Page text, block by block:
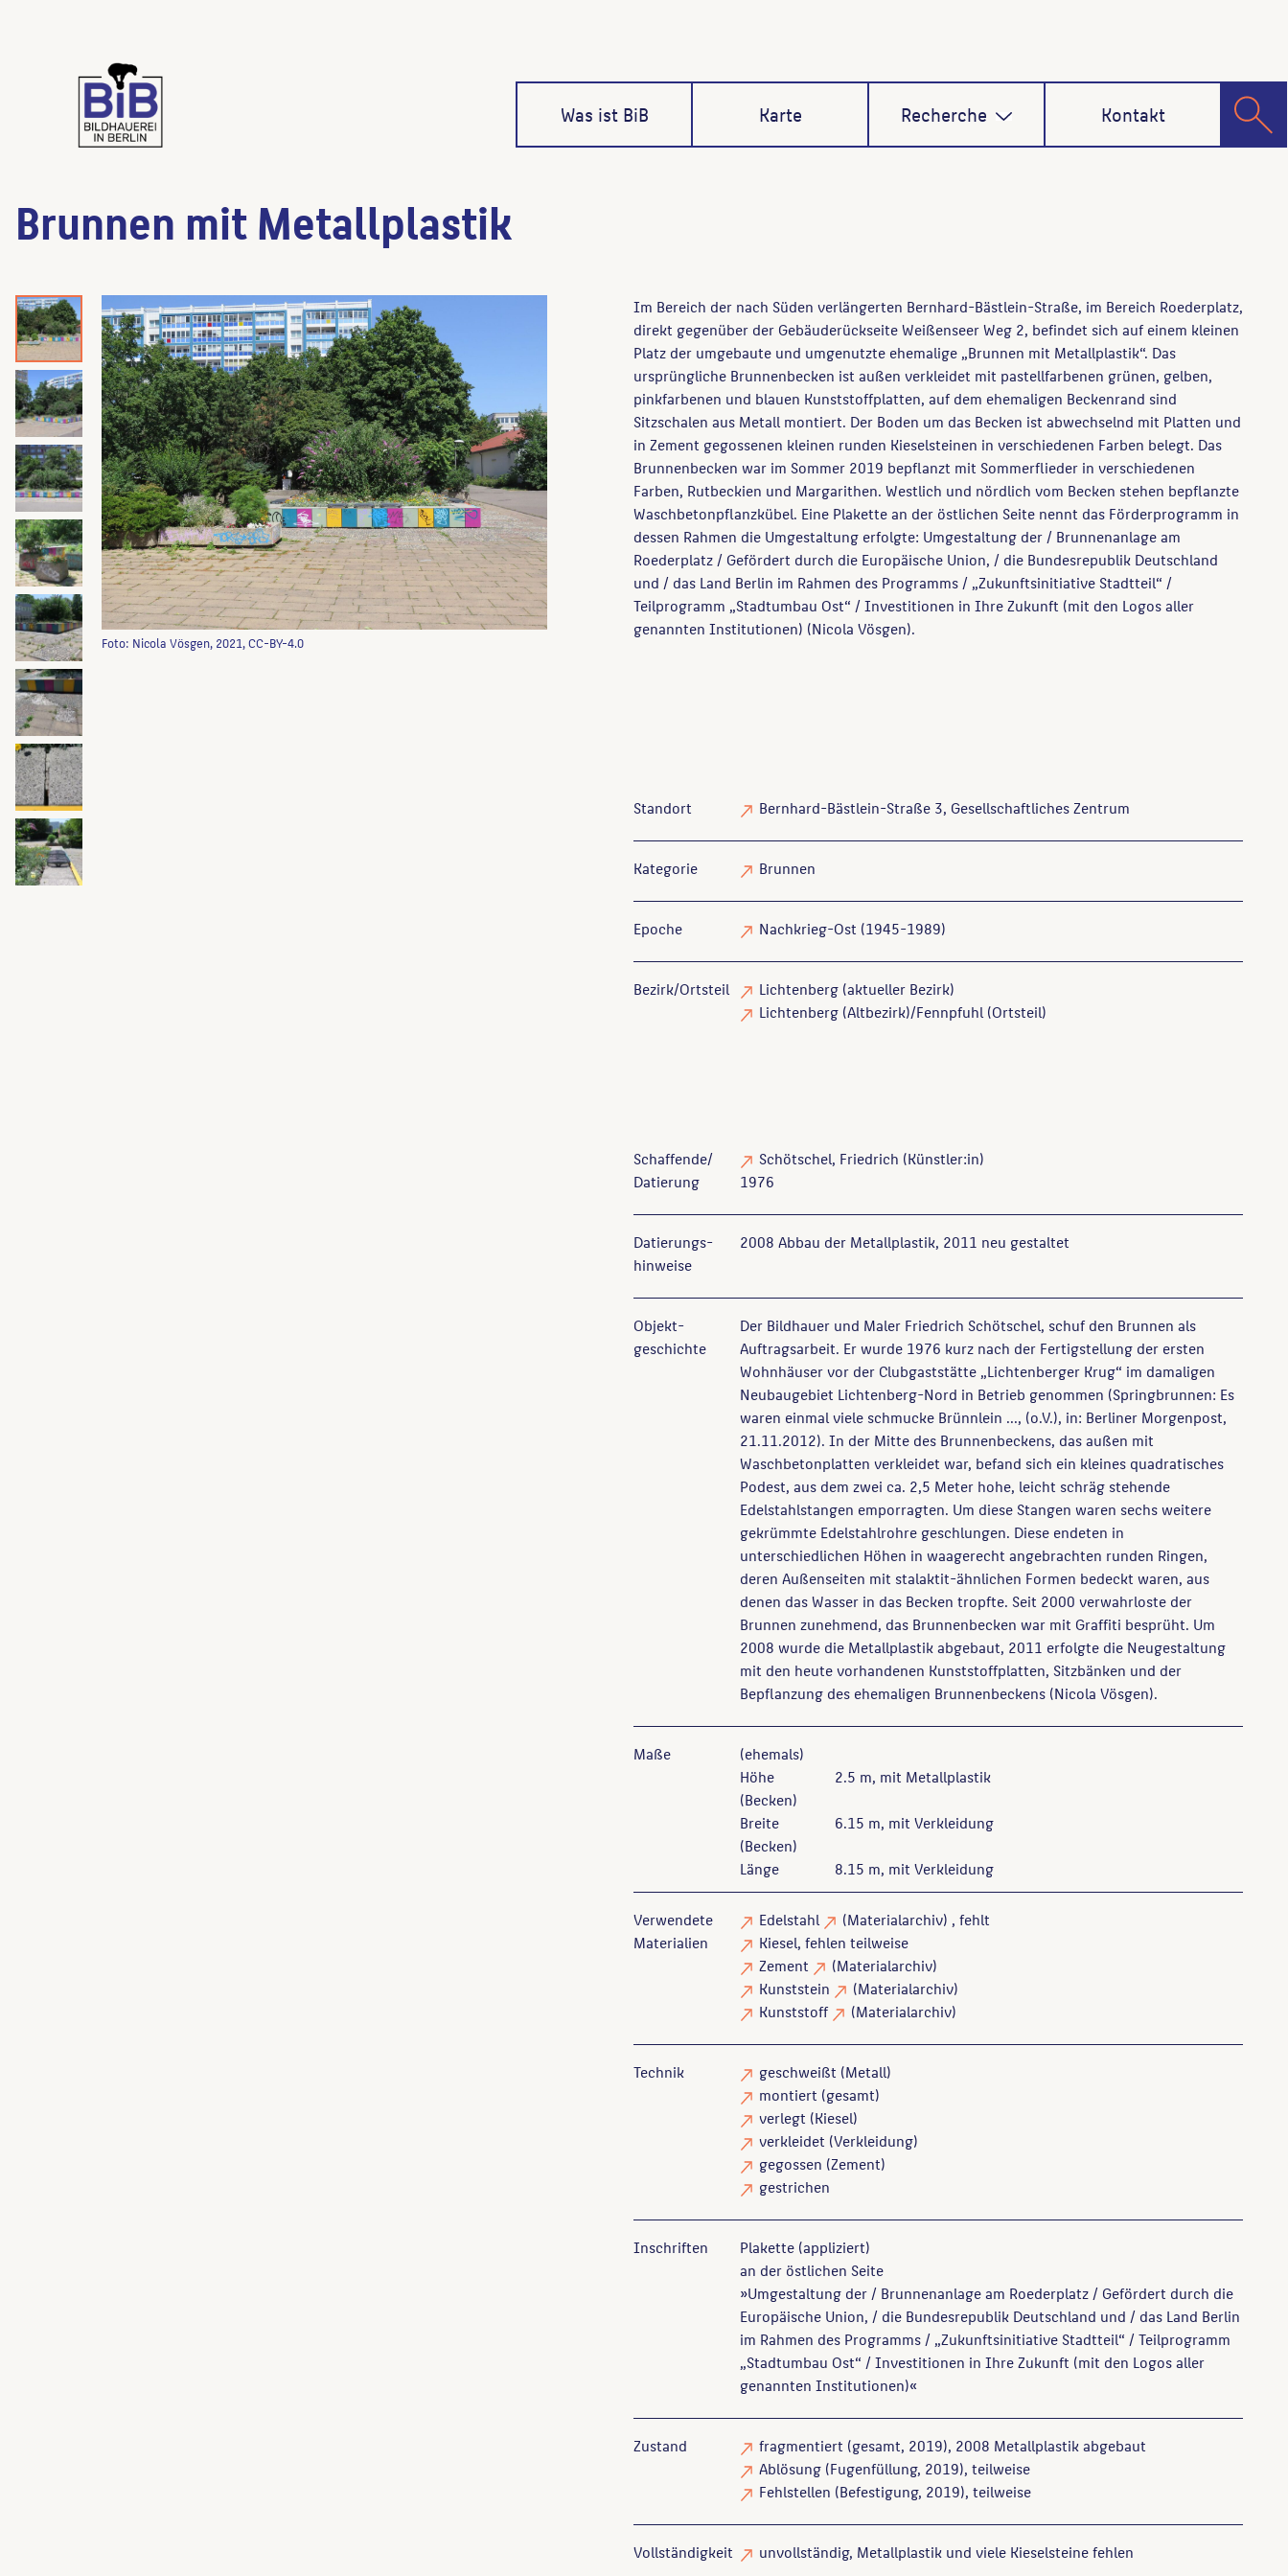
Was ist BiB Karte Recherche Kontakt
Brunnen mit Metallplastik
Foto: Nicola Vösgen, 2021, CC-BY-4.0
Im Bereich der nach Süden verlängerten Bernhard-Bästlein-Straße, im Bereich Roederplatz,
direkt gegenüber der Gebäuderückseite Weißenseer Weg 2, befindet sich auf einem kleinen
Platz der umgebaute und umgenutzte ehemalige „Brunnen mit Metallplastik“. Das
ursprüngliche Brunnenbecken ist außen verkleidet mit pastellfarbenen grünen, gelben,
pinkfarbenen und blauen Kunststoffplatten, auf dem ehemaligen Beckenrand sind
Sitzschalen aus Metall montiert. Der Boden um das Becken ist abwechselnd mit Platten und
in Zement gegossenen kleinen runden Kieselsteinen in verschiedenen Farben belegt. Das
Brunnenbecken war im Sommer 2019 bepflanzt mit Sommerflieder in verschiedenen
Farben, Rutbeckien und Margarithen. Westlich und nördlich vom Becken stehen bepflanzte
Waschbetonpflanzkübel. Eine Plakette an der östlichen Seite nennt das Förderprogramm in
dessen Rahmen die Umgestaltung erfolgte: Umgestaltung der / Brunnenanlage am
Roederplatz / Gefördert durch die Europäische Union, / die Bundesrepublik Deutschland
und / das Land Berlin im Rahmen des Programms / „Zukunftsinitiative Stadtteil“ /
Teilprogramm „Stadtumbau Ost“ / Investitionen in Ihre Zukunft (mit den Logos aller
genannten Institutionen) (Nicola Vösgen).
Standort Bernhard-Bästlein-Straße 3, Gesellschaftliches Zentrum
Kategorie Brunnen
Epoche Nachkrieg-Ost (1945-1989)
Bezirk/Ortsteil
Lichtenberg (aktueller Bezirk)
Lichtenberg (Altbezirk)/Fennpfuhl (Ortsteil)
Schaffende/
Datierung
Schötschel, Friedrich (Künstler:in)
1976
Datierungs­
hinweise
2008 Abbau der Metallplastik, 2011 neu gestaltet
Objekt­
geschichte
Der Bildhauer und Maler Friedrich Schötschel, schuf den Brunnen als
Auftragsarbeit. Er wurde 1976 kurz nach der Fertigstellung der ersten
Wohnhäuser vor der Clubgaststätte „Lichtenberger Krug“ im damaligen
Neubaugebiet Lichtenberg-Nord in Betrieb genommen (Springbrunnen: Es
waren einmal viele schmucke Brünnlein ..., (o.V.), in: Berliner Morgenpost,
21.11.2012). In der Mitte des Brunnenbeckens, das außen mit
Waschbetonplatten verkleidet war, befand sich ein kleines quadratisches
Podest, aus dem zwei ca. 2,5 Meter hohe, leicht schräg stehende
Edelstahlstangen emporragten. Um diese Stangen waren sechs weitere
gekrümmte Edelstahlrohre geschlungen. Diese endeten in
unterschiedlichen Höhen in waagerecht angebrachten runden Ringen,
deren Außenseiten mit stalaktit-ähnlichen Formen bedeckt waren, aus
denen das Wasser in das Becken tropfte. Seit 2000 verwahrloste der
Brunnen zunehmend, das Brunnenbecken war mit Graffiti besprüht. Um
2008 wurde die Metallplastik abgebaut, 2011 erfolgte die Neugestaltung
mit den heute vorhandenen Kunststoffplatten, Sitzbänken und der
Bepflanzung des ehemaligen Brunnenbeckens (Nicola Vösgen).
Maße
(ehemals)
Höhe
(Becken)
Breite
(Becken)
Länge
2.5 m, mit Metallplastik
6.15 m, mit Verkleidung
8.15 m, mit Verkleidung
Verwendete
Materialien
Edelstahl (Materialarchiv) , fehlt
Kiesel, fehlen teilweise
Zement
(Materialarchiv)
Kunststein
(Materialarchiv)
Kunststoff
(Materialarchiv)
Technik geschweißt (Metall)
montiert (gesamt)
verlegt (Kiesel)
verkleidet (Verkleidung)
gegossen (Zement)
gestrichen
Inschriften
Plakette (appliziert)
an der östlichen Seite
»Umgestaltung der / Brunnenanlage am Roederplatz / Gefördert durch die
Europäische Union, / die Bundesrepublik Deutschland und / das Land Berlin
im Rahmen des Programms / „Zukunftsinitiative Stadtteil“ / Teilprogramm
„Stadtumbau Ost“ / Investitionen in Ihre Zukunft (mit den Logos aller
genannten Institutionen)«
Zustand fragmentiert (gesamt, 2019), 2008 Metallplastik abgebaut
Ablösung (Fugenfüllung, 2019), teilweise
Fehlstellen (Befestigung, 2019), teilweise
Vollständigkeit unvollständig, Metallplastik und viele Kieselsteine fehlen